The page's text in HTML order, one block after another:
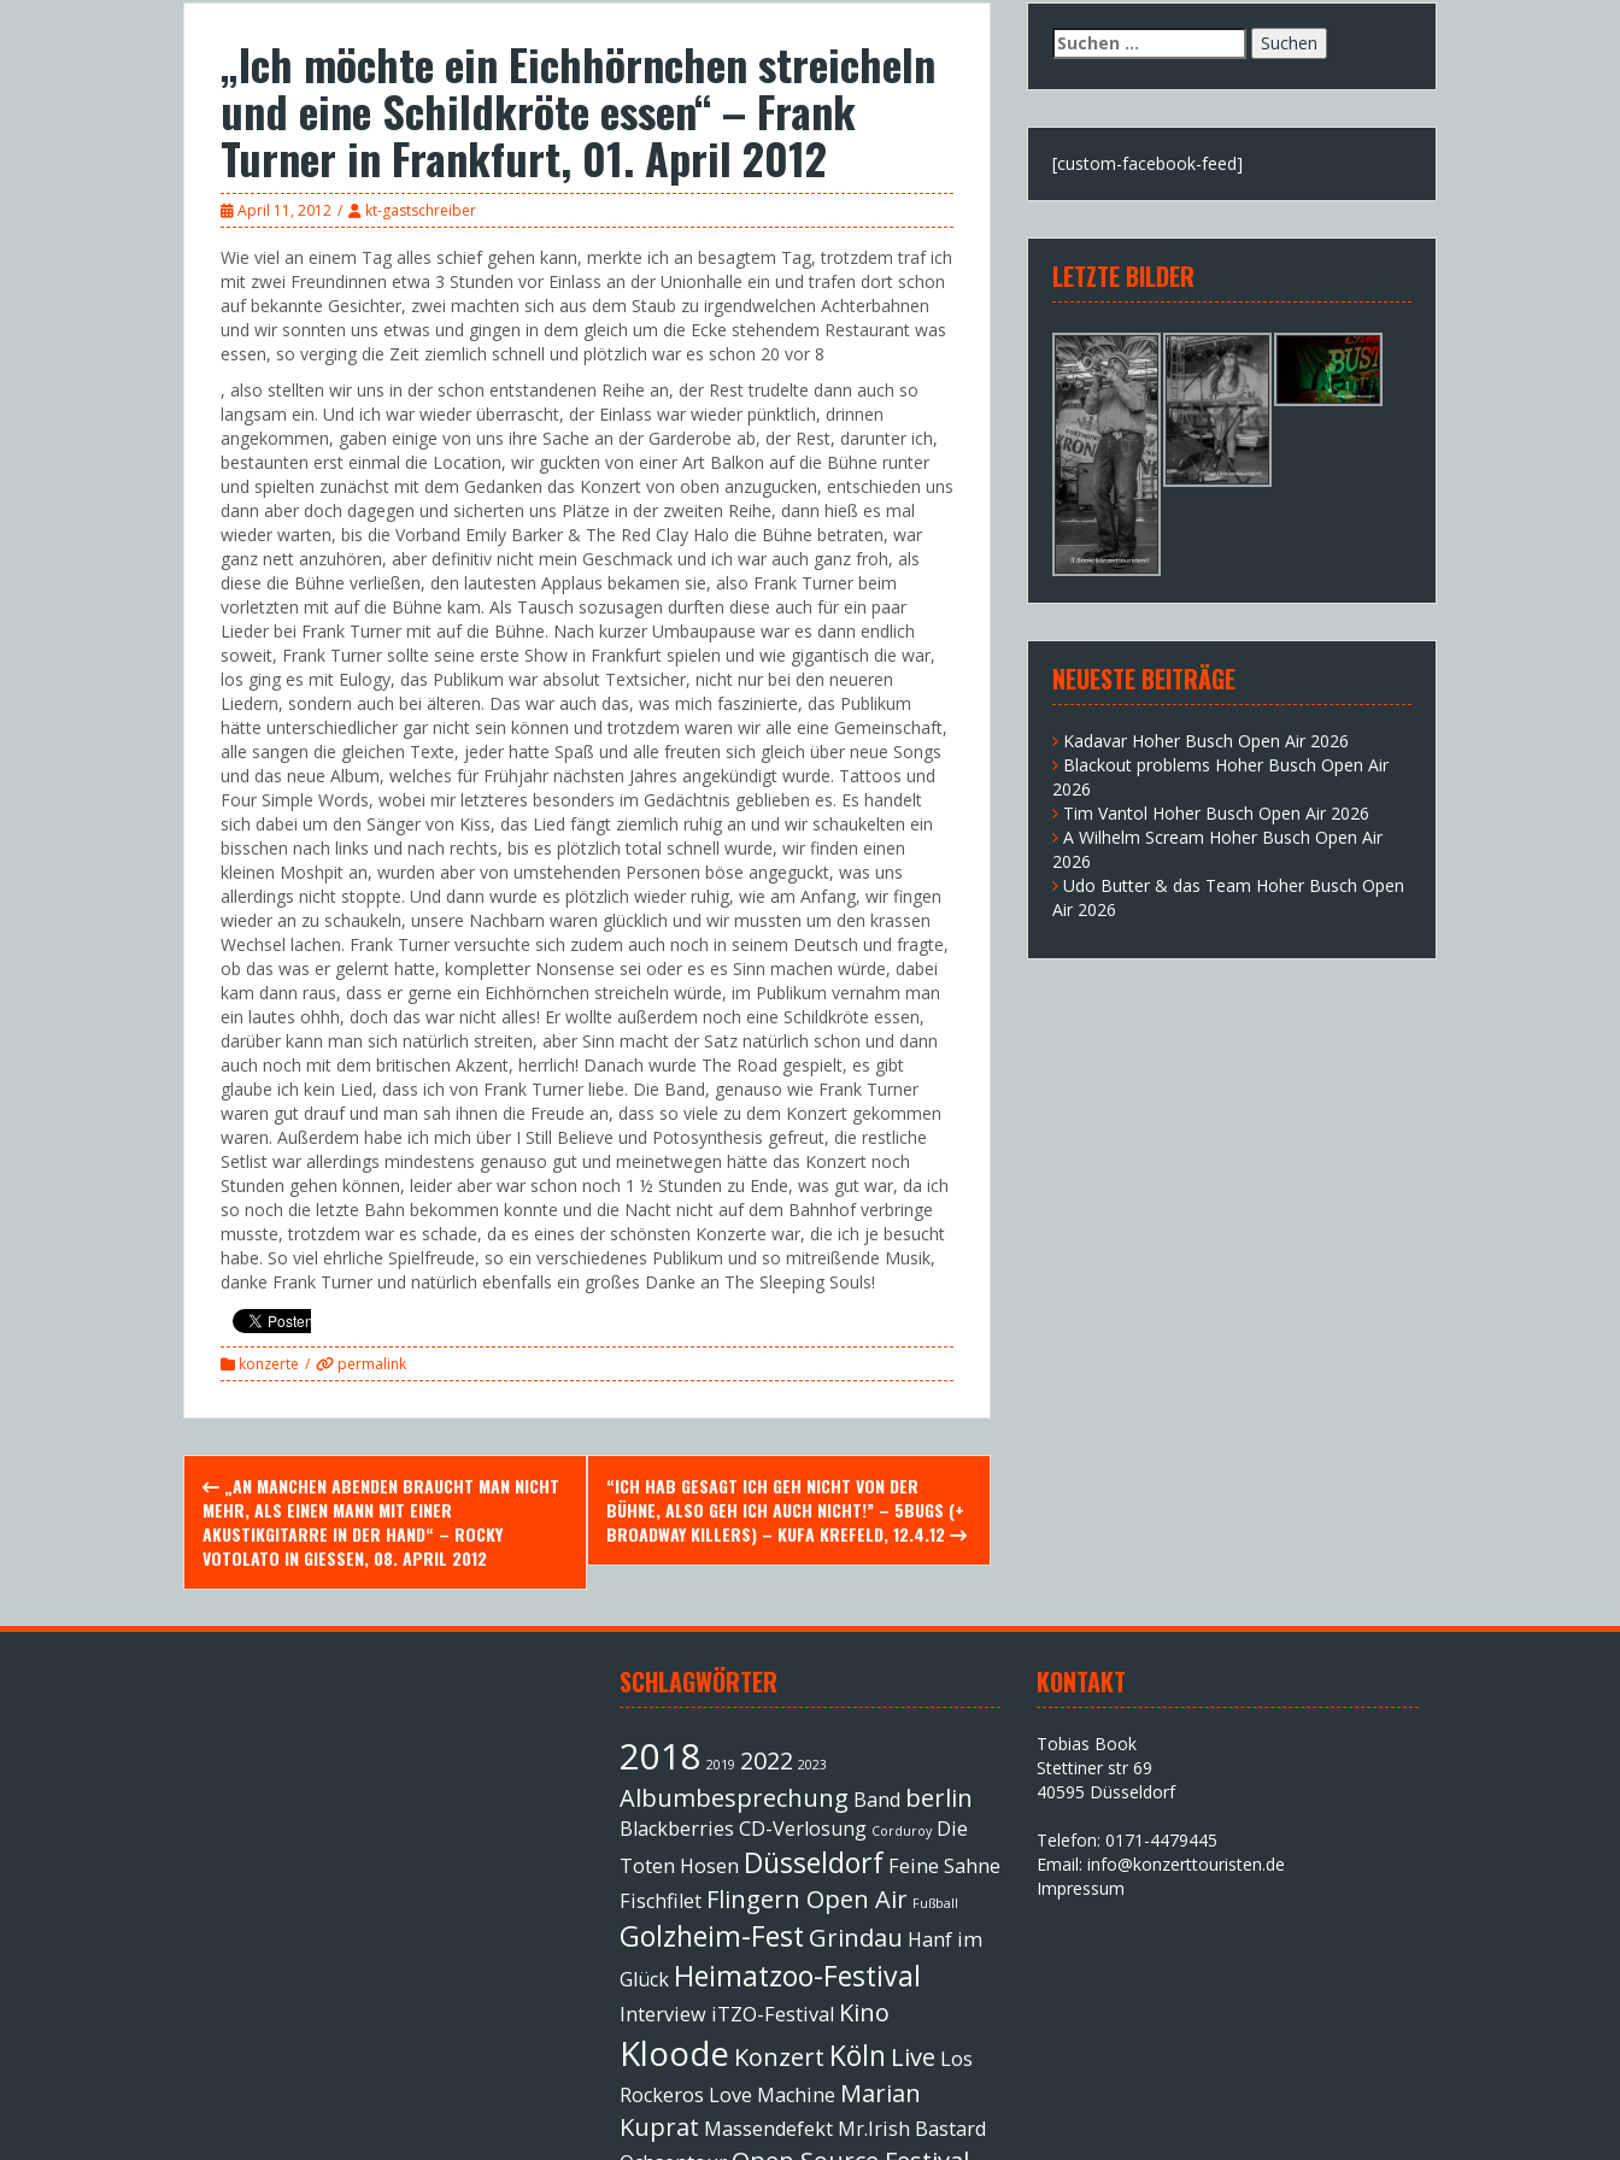
„Ich möchte ein Eichhörnchen streicheln
und eine Schildkröte essen“ – Frank
Turner in Frankfurt, 01. April 2012
April 11, 2012 kt-gastschreiber
Wie viel an einem Tag alles schief gehen kann, merkte ich an besagtem Tag, trotzdem traf ich
mit zwei Freundinnen etwa 3 Stunden vor Einlass an der Unionhalle ein und trafen dort schon
auf bekannte Gesichter, zwei machten sich aus dem Staub zu irgendwelchen Achterbahnen
und wir sonnten uns etwas und gingen in dem gleich um die Ecke stehendem Restaurant was
essen, so verging die Zeit ziemlich schnell und plötzlich war es schon 20 vor 8
, also stellten wir uns in der schon entstandenen Reihe an, der Rest trudelte dann auch so
langsam ein. Und ich war wieder überrascht, der Einlass war wieder pünktlich, drinnen
angekommen, gaben einige von uns ihre Sache an der Garderobe ab, der Rest, darunter ich,
bestaunten erst einmal die Location, wir guckten von einer Art Balkon auf die Bühne runter
und spielten zunächst mit dem Gedanken das Konzert von oben anzugucken, entschieden uns
dann aber doch dagegen und sicherten uns Plätze in der zweiten Reihe, dann hieß es mal
wieder warten, bis die Vorband Emily Barker & The Red Clay Halo die Bühne betraten, war
ganz nett anzuhören, aber definitiv nicht mein Geschmack und ich war auch ganz froh, als
diese die Bühne verließen, den lautesten Applaus bekamen sie, also Frank Turner beim
vorletzten mit auf die Bühne kam. Als Tausch sozusagen durften diese auch für ein paar
Lieder bei Frank Turner mit auf die Bühne. Nach kurzer Umbaupause war es dann endlich
soweit, Frank Turner sollte seine erste Show in Frankfurt spielen und wie gigantisch die war,
los ging es mit Eulogy, das Publikum war absolut Textsicher, nicht nur bei den neueren
Liedern, sondern auch bei älteren. Das war auch das, was mich faszinierte, das Publikum
hätte unterschiedlicher gar nicht sein können und trotzdem waren wir alle eine Gemeinschaft,
alle sangen die gleichen Texte, jeder hatte Spaß und alle freuten sich gleich über neue Songs
und das neue Album, welches für Frühjahr nächsten Jahres angekündigt wurde. Tattoos und
Four Simple Words, wobei mir letzteres besonders im Gedächtnis geblieben es. Es handelt
sich dabei um den Sänger von Kiss, das Lied fängt ziemlich ruhig an und wir schaukelten ein
bisschen nach links und nach rechts, bis es plötzlich total schnell wurde, wir finden einen
kleinen Moshpit an, wurden aber von umstehenden Personen böse angeguckt, was uns
allerdings nicht stoppte. Und dann wurde es plötzlich wieder ruhig, wie am Anfang, wir fingen
wieder an zu schaukeln, unsere Nachbarn waren glücklich und wir mussten um den krassen
Wechsel lachen. Frank Turner versuchte sich zudem auch noch in seinem Deutsch und fragte,
ob das was er gelernt hatte, kompletter Nonsense sei oder es es Sinn machen würde, dabei
kam dann raus, dass er gerne ein Eichhörnchen streicheln würde, im Publikum vernahm man
ein lautes ohhh, doch das war nicht alles! Er wollte außerdem noch eine Schildkröte essen,
darüber kann man sich natürlich streiten, aber Sinn macht der Satz natürlich schon und dann
auch noch mit dem britischen Akzent, herrlich! Danach wurde The Road gespielt, es gibt
glaube ich kein Lied, dass ich von Frank Turner liebe. Die Band, genauso wie Frank Turner
waren gut drauf und man sah ihnen die Freude an, dass so viele zu dem Konzert gekommen
waren. Außerdem habe ich mich über I Still Believe und Potosynthesis gefreut, die restliche
Setlist war allerdings mindestens genauso gut und meinetwegen hätte das Konzert noch
Stunden gehen können, leider aber war schon noch 1 ½ Stunden zu Ende, was gut war, da ich
so noch die letzte Bahn bekommen konnte und die Nacht nicht auf dem Bahnhof verbringe
musste, trotzdem war es schade, da es eines der schönsten Konzerte war, die ich je besucht
habe. So viel ehrliche Spielfreude, so ein verschiedenes Publikum und so mitreißende Musik,
danke Frank Turner und natürlich ebenfalls ein großes Danke an The Sleeping Souls!
konzerte permalink
Post
navigation
„AN MANCHEN ABENDEN BRAUCHT MAN NICHT
MEHR, ALS EINEN MANN MIT EINER
AKUSTIKGITARRE IN DER HAND“ – ROCKY
VOTOLATO IN GIESSEN, 08. APRIL 2012
“ICH HAB GESAGT ICH GEH NICHT VON DER
BÜHNE, ALSO GEH ICH AUCH NICHT!” – 5BUGS (+
BROADWAY KILLERS) – KUFA KREFELD, 12.4.12
Suchen
nach:
[custom-facebook-feed]
LETZTE BILDER
NEUESTE BEITRÄGE
Kadavar Hoher Busch Open Air 2026
Blackout problems Hoher Busch Open Air
2026
Tim Vantol Hoher Busch Open Air 2026
A Wilhelm Scream Hoher Busch Open Air
2026
Udo Butter & das Team Hoher Busch Open
Air 2026
SCHLAGWÖRTER
2018 2019 2022 2023
Albumbesprechung Band berlin
Blackberries CD-Verlosung Corduroy Die
Toten Hosen Düsseldorf Feine Sahne
Fischfilet Flingern Open Air Fußball
Golzheim-Fest Grindau Hanf im
Glück Heimatzoo-Festival
Interview iTZO-Festival Kino
Kloode Konzert Köln Live Los
Rockeros Love Machine Marian
Kuprat Massendefekt Mr.Irish Bastard
KONTAKT
Tobias Book
Stettiner str 69
40595 Düsseldorf
Telefon: 0171-4479445
Email:info@konzerttouristen.de
Impressum